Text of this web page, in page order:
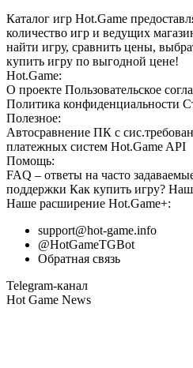
Каталог игр Hot.Game
количество игр и ведущих
найти игру, сравнить цены,
купить игру по выгодной цене!
Hot.Game:
О проекте Пользовательское
Политика конфиденциальности
Полезное:
Автосравнение ПК с
платежных систем Hot.Game API
Помощь:
FAQ – ответы на часто
поддержки Как купить игру?
Наше расширение Hot.Game+:
support@hot-game.info
@HotGameTGBot
Обратная связь
Telegram-канал
Hot Game News